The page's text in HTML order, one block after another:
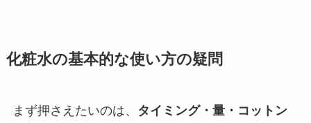
化粧水の基本的な使い方の疑問
まず押さえたいのは、
タイミング・量・コットン